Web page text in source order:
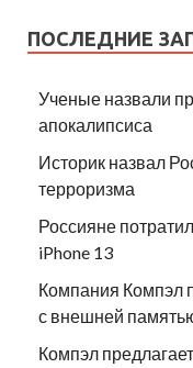
ПОСЛЕДНИЕ
Ученые назвали
апокалипсиса
Историк назвал
терроризма
Россияне
iPhone 13
Компания Компэл
с внешней
Компэл